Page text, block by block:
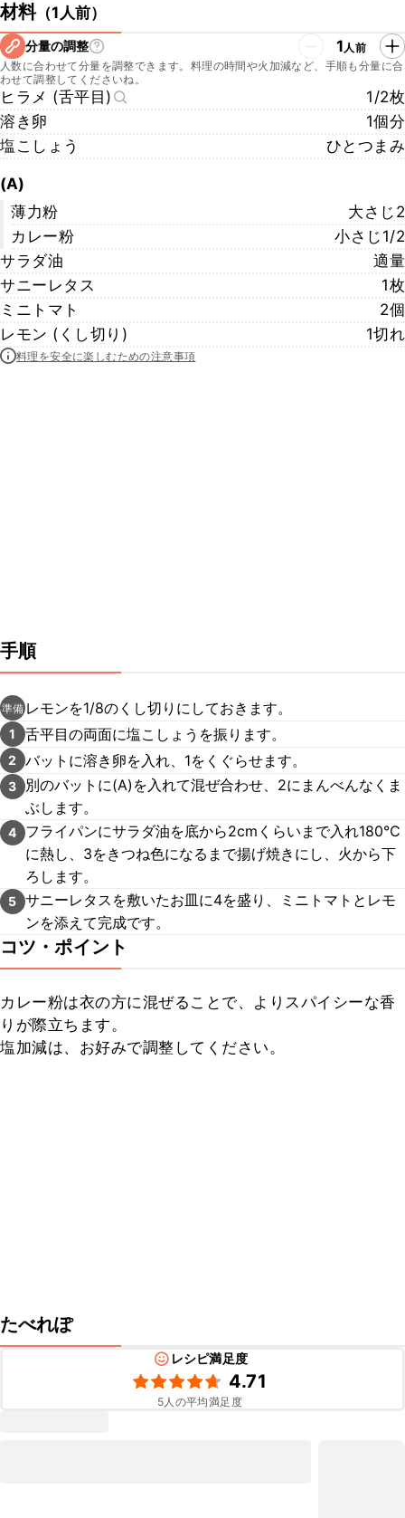
材料（1人前）
分量の調整 1人前
人数に合わせて分量を調整できます。料理の時間や火加減など、手順も分量に合
わせて調整してくださいね。
ヒラメ (舌平目)
1/2枚
溶き卵
1個分
塩こしょう
ひとつまみ
(A)
薄力粉
大さじ2
カレー粉
小さじ1/2
サラダ油
適量
サニーレタス
1枚
ミニトマト
2個
レモン (くし切り)
1切れ
料理を安全に楽しむための注意事項
手順
準備 レモンを1/8のくし切りにしておきます。
1 舌平目の両面に塩こしょうを振ります。
2 バットに溶き卵を入れ、1をくぐらせます。
3
別のバットに(A)を入れて混ぜ合わせ、2にまんべんなくま
ぶします。
4
フライパンにサラダ油を底から2cmくらいまで入れ180℃
に熱し、3をきつね色になるまで揚げ焼きにし、火から下
ろします。
5 サニーレタスを敷いたお皿に4を盛り、ミニトマトとレモ
ンを添えて完成です。
コツ・ポイント
カレー粉は衣の方に混ぜることで、よりスパイシーな香
りが際立ちます。
塩加減は、お好みで調整してください。
たべれぽ
レシピ満足度
4.71
5人の平均満足度